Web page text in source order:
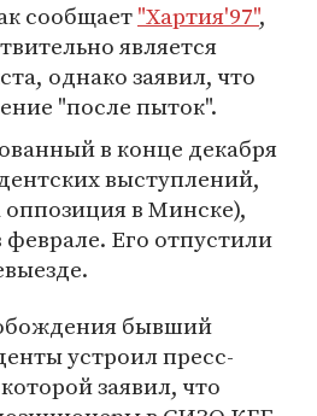
сообщает"Хартия'97",
является
однако заявил, что
"после пыток".
в конце декабря
выступлений,
в Минске),
Его отпустили
бывший
устроил пресс-
заявил, что